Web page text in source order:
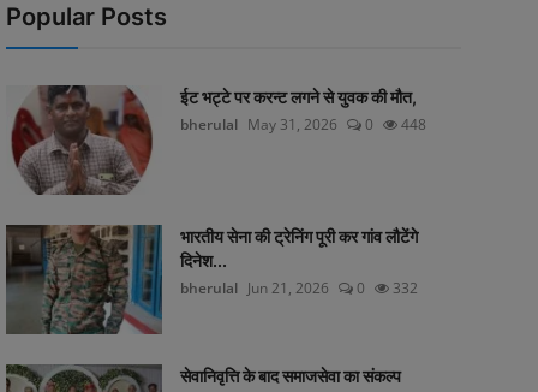
Popular Posts
ईट भट्टे पर करन्ट लगने से युवक की मौत,
bherulal May 31, 2026 0 448
भारतीय सेना की ट्रेनिंग पूरी कर गांव लौटेंगे
दिनेश...
bherulal Jun 21, 2026 0 332
सेवानिवृत्ति के बाद समाजसेवा का संकल्प